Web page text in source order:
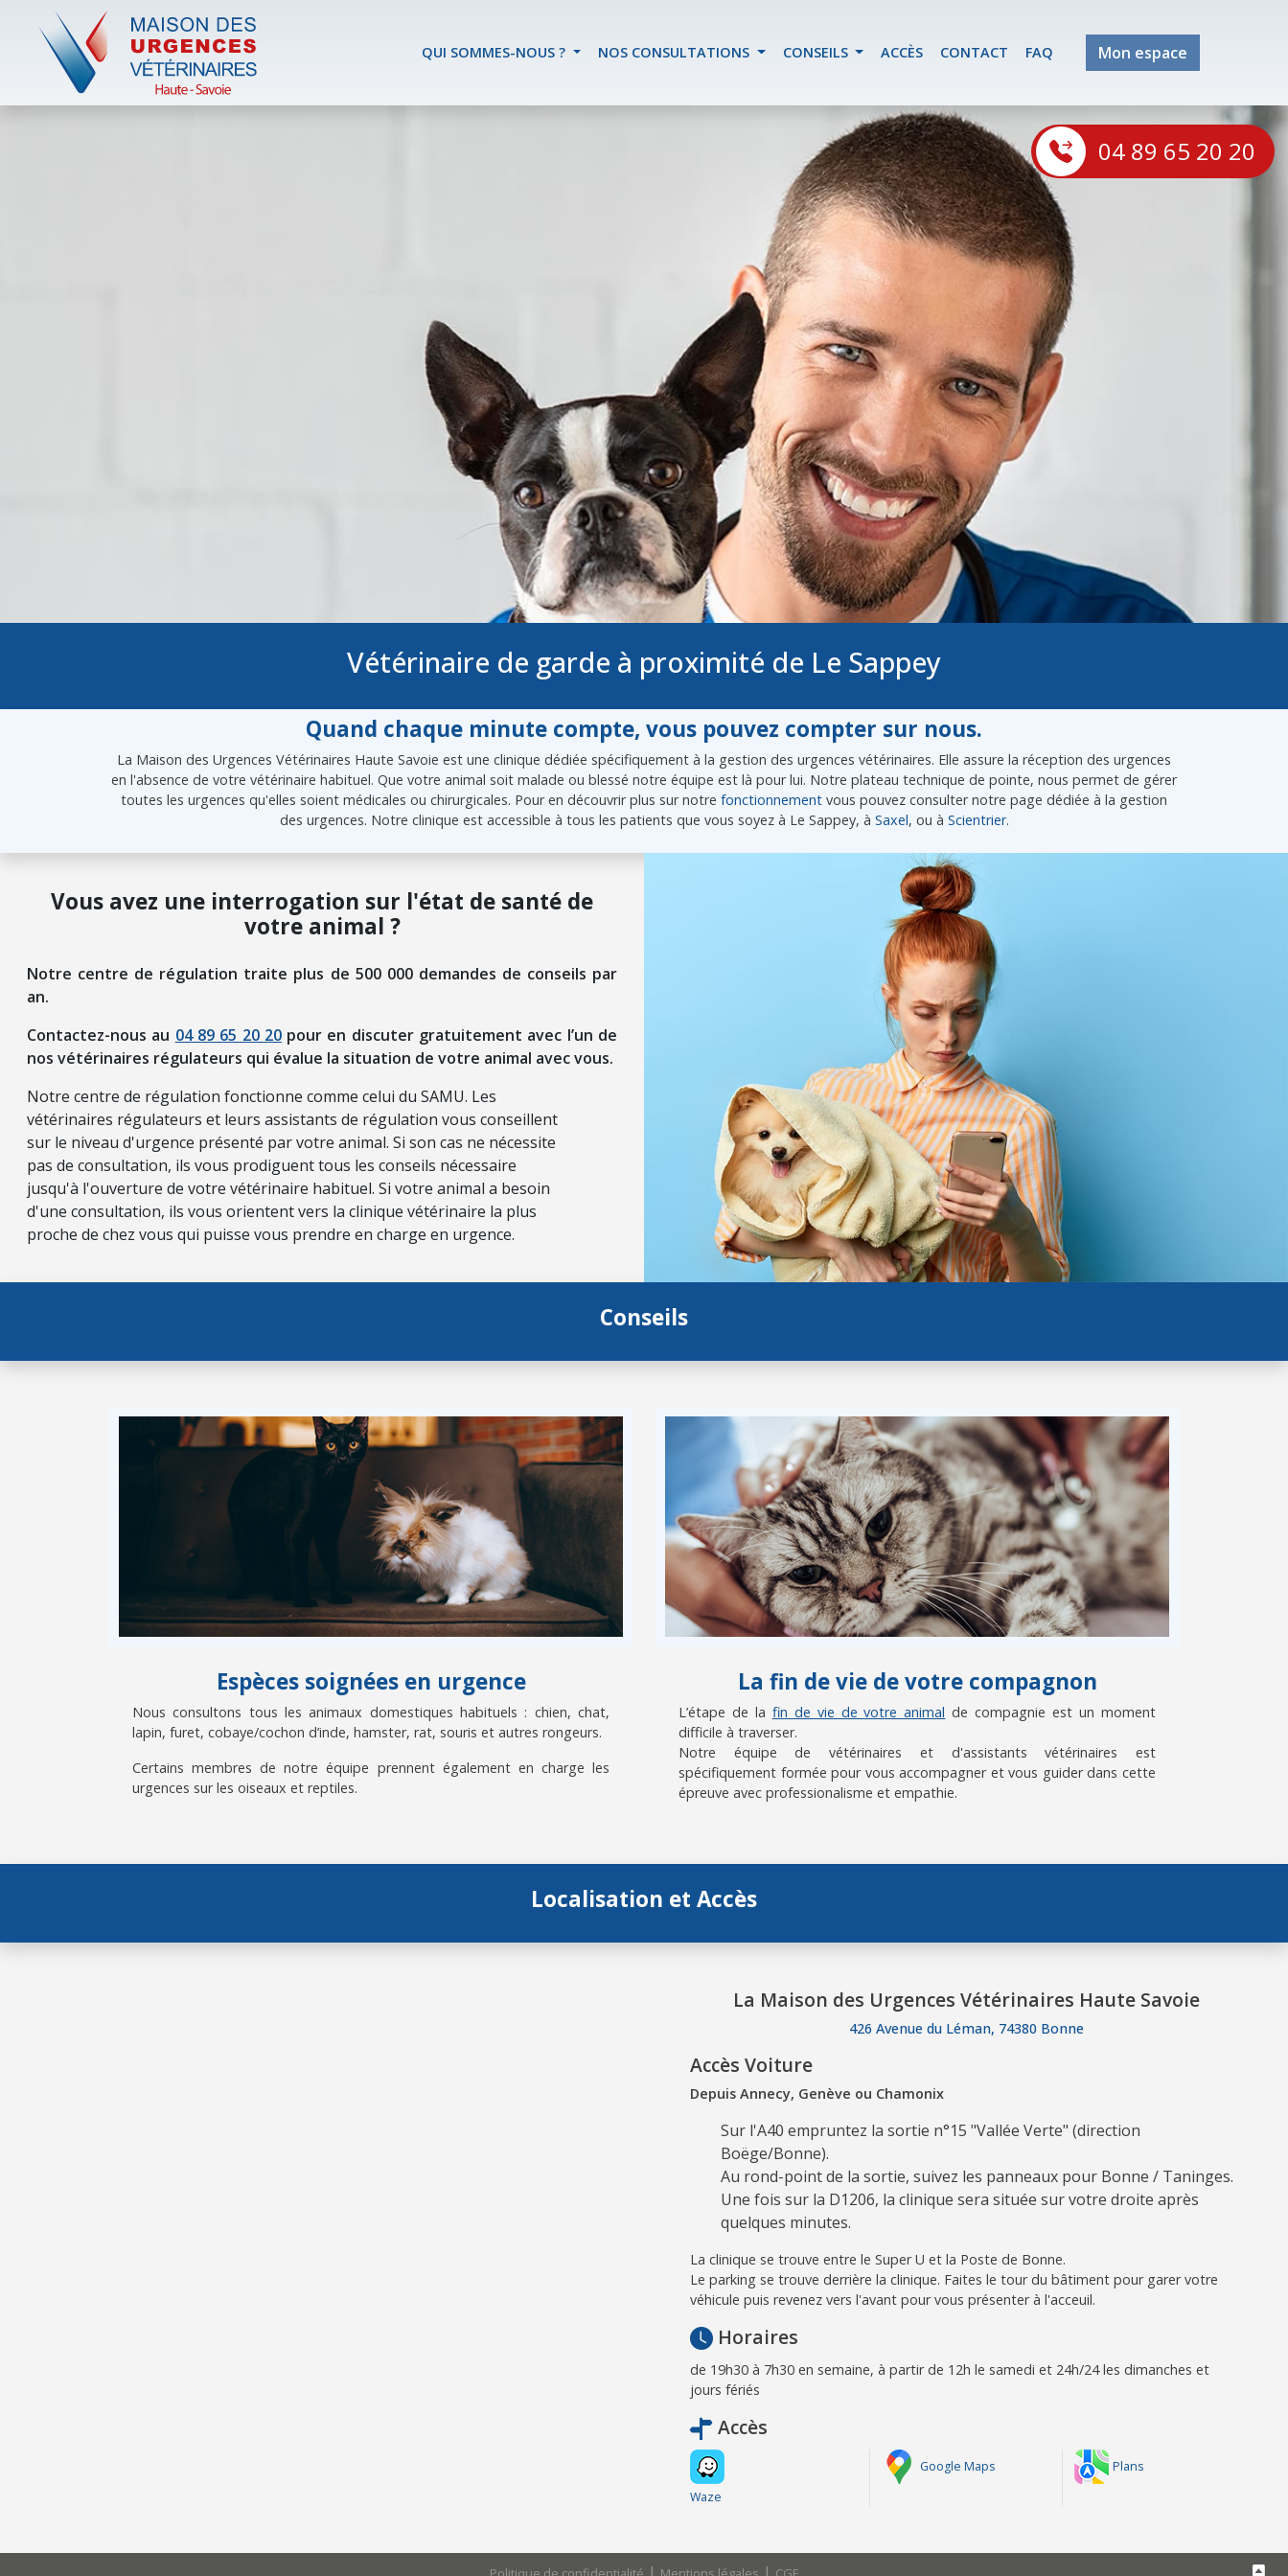
QUI SOMMES-NOUS ? NOS CONSULTATIONS CONSEILS ACCÈS CONTACT FAQ Mon espace
04 89 65 20 20
Vétérinaire de garde à proximité de Le Sappey
Quand chaque minute compte, vous pouvez compter sur nous.
La Maison des Urgences Vétérinaires Haute Savoie est une clinique dédiée spécifiquement à la gestion des urgences vétérinaires. Elle assure la réception des urgences
en l'absence de votre vétérinaire habituel. Que votre animal soit malade ou blessé notre équipe est là pour lui. Notre plateau technique de pointe, nous permet de gérer
toutes les urgences qu'elles soient médicales ou chirurgicales. Pour en découvrir plus sur notre fonctionnement vous pouvez consulter notre page dédiée à la gestion
des urgences. Notre clinique est accessible à tous les patients que vous soyez à Le Sappey, à Saxel, ou à Scientrier.
Vous avez une interrogation sur l'état de santé de
votre animal ?
Notre centre de régulation traite plus de 500 000 demandes de conseils par
an.
Contactez-nous au 04 89 65 20 20pour en discuter gratuitement avec l’un de
nos vétérinaires régulateurs qui évalue la situation de votre animal avec vous.
Notre centre de régulation fonctionne comme celui du SAMU. Les
vétérinaires régulateurs et leurs assistants de régulation vous conseillent
sur le niveau d'urgence présenté par votre animal. Si son cas ne nécessite
pas de consultation, ils vous prodiguent tous les conseils nécessaire
jusqu'à l'ouverture de votre vétérinaire habituel. Si votre animal a besoin
d'une consultation, ils vous orientent vers la clinique vétérinaire la plus
proche de chez vous qui puisse vous prendre en charge en urgence.
Conseils
Espèces soignées en urgence
Nous consultons tous les animaux domestiques habituels : chien, chat,
lapin, furet, cobaye/cochon d’inde, hamster, rat, souris et autres rongeurs.
Certains membres de notre équipe prennent également en charge les
urgences sur les oiseaux et reptiles.
La fin de vie de votre compagnon
L’étape de la fin de vie de votre animal de compagnie est un moment
difficile à traverser.
Notre équipe de vétérinaires et d'assistants vétérinaires est
spécifiquement formée pour vous accompagner et vous guider dans cette
épreuve avec professionalisme et empathie.
Localisation et Accès
La Maison des Urgences Vétérinaires Haute Savoie
426 Avenue du Léman, 74380 Bonne
Accès Voiture
Depuis Annecy, Genève ou Chamonix
Sur l'A40 empruntez la sortie n°15 "Vallée Verte" (direction
Boëge/Bonne).
Au rond-point de la sortie, suivez les panneaux pour Bonne / Taninges.
Une fois sur la D1206, la clinique sera située sur votre droite après
quelques minutes.
La clinique se trouve entre le Super U et la Poste de Bonne.
Le parking se trouve derrière la clinique. Faites le tour du bâtiment pour garer votre
véhicule puis revenez vers l'avant pour vous présenter à l'acceuil.
Horaires
de 19h30 à 7h30 en semaine, à partir de 12h le samedi et 24h/24 les dimanches et
jours fériés
Accès
Waze
Google Maps Plans